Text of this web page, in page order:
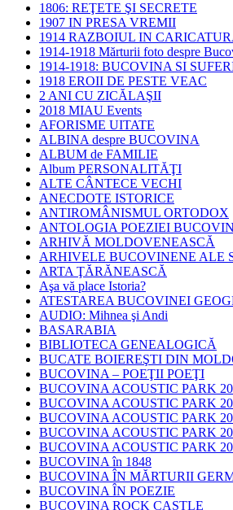
1806: REŢETE ŞI SECRETE
1907 IN PRESA VREMII
1914 RAZBOIUL IN
1914-1918 Mărturii foto despre
1914-1918: BUCOVINA SI
1918 EROII DE PESTE VEAC
2 ANI CU ZICĂLAŞII
2018 MIAU Events
AFORISME UITATE
ALBINA despre BUCOVINA
ALBUM de FAMILIE
Album PERSONALITĂŢI
ALTE CÂNTECE VECHI
ANECDOTE ISTORICE
ANTIROMÂNISMUL ORTODOX
ANTOLOGIA POEZIEI
ARHIVĂ MOLDOVENEASCĂ
ARHIVELE BUCOVINENE ALE
ARTA ŢĂRĂNEASCĂ
Aşa vă place Istoria?
ATESTAREA BUCOVINEI
AUDIO: Mihnea şi Andi
BASARABIA
BIBLIOTECA GENEALOGICĂ
BUCATE BOIEREŞTI DIN
BUCOVINA – POEŢII POEŢI
BUCOVINA ACOUSTIC PARK
BUCOVINA ACOUSTIC PARK
BUCOVINA ACOUSTIC PARK
BUCOVINA ACOUSTIC PARK
BUCOVINA ACOUSTIC PARK
BUCOVINA în 1848
BUCOVINA ÎN MĂRTURII
BUCOVINA ÎN POEZIE
BUCOVINA ROCK CASTLE